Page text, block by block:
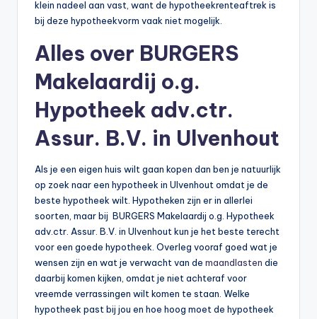
klein nadeel aan vast, want de hypotheekrenteaftrek is
bij deze hypotheekvorm vaak niet mogelijk.
Alles over BURGERS
Makelaardij o.g.
Hypotheek adv.ctr.
Assur. B.V. in Ulvenhout
Als je een eigen huis wilt gaan kopen dan ben je natuurlijk
op zoek naar een hypotheek in Ulvenhout omdat je de
beste hypotheek wilt. Hypotheken zijn er in allerlei
soorten, maar bij BURGERS Makelaardij o.g. Hypotheek
adv.ctr. Assur. B.V. in Ulvenhout kun je het beste terecht
voor een goede hypotheek. Overleg vooraf goed wat je
wensen zijn en wat je verwacht van de maandlasten die
daarbij komen kijken, omdat je niet achteraf voor
vreemde verrassingen wilt komen te staan. Welke
hypotheek past bij jou en hoe hoog moet de hypotheek